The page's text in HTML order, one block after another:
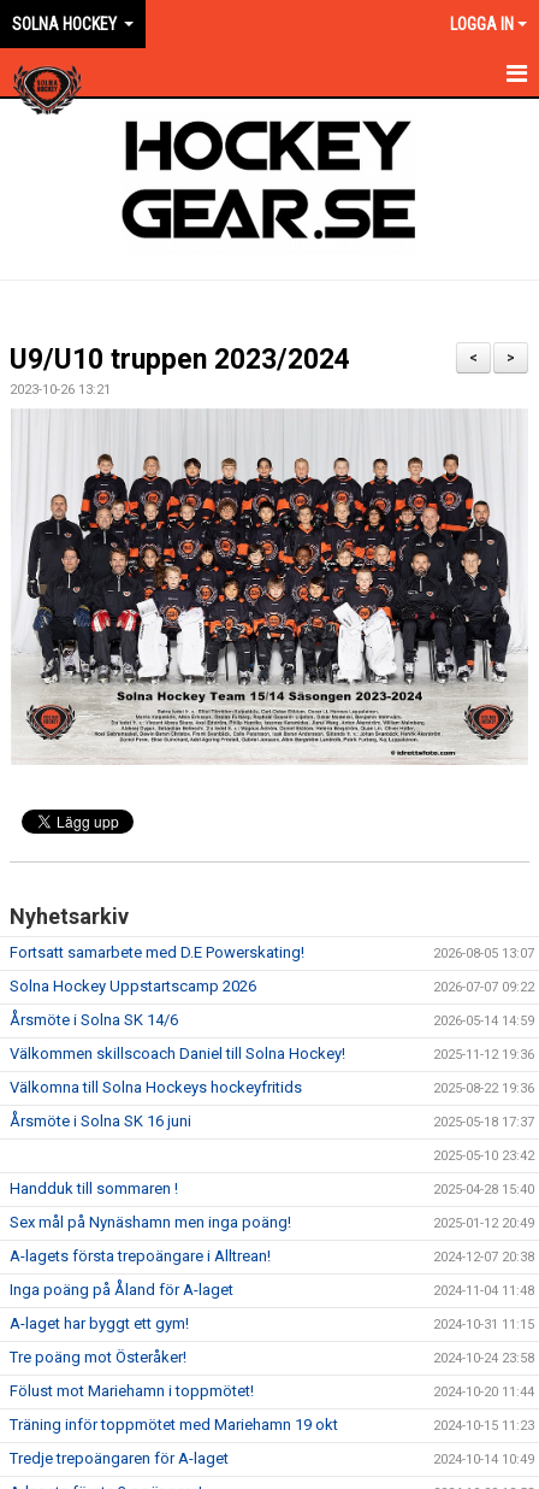
SOLNA HOCKEY LOGGA IN
EN ORANGE VÄG
NYHETER
MATCHER
FÖRSÄKRING/AVGIFTER
DOKUMENT
GYM
>
<
U9/U10 truppen 2023/2024
2023-10-26 13:21
Nyhetsarkiv
Fortsatt samarbete med D.E Powerskating! 2026-08-05 13:07
Solna Hockey Uppstartscamp 2026 2026-07-07 09:22
Årsmöte i Solna SK 14/6 2026-05-14 14:59
Välkommen skillscoach Daniel till Solna Hockey! 2025-11-12 19:36
Välkomna till Solna Hockeys hockeyfritids 2025-08-22 19:36
Årsmöte i Solna SK 16 juni 2025-05-18 17:37
2025-05-10 23:42
Handduk till sommaren ! 2025-04-28 15:40
Sex mål på Nynäshamn men inga poäng! 2025-01-12 20:49
A-lagets första trepoängare i Alltrean! 2024-12-07 20:38
Inga poäng på Åland för A-laget 2024-11-04 11:48
A-laget har byggt ett gym! 2024-10-31 11:15
Tre poäng mot Österåker! 2024-10-24 23:58
Fölust mot Mariehamn i toppmötet! 2024-10-20 11:44
Träning inför toppmötet med Mariehamn 19 okt 2024-10-15 11:23
Tredje trepoängaren för A-laget 2024-10-14 10:49